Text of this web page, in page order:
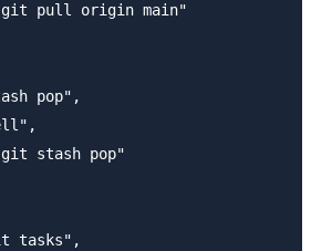
pull origin main"
pop",
stash pop"
tasks",